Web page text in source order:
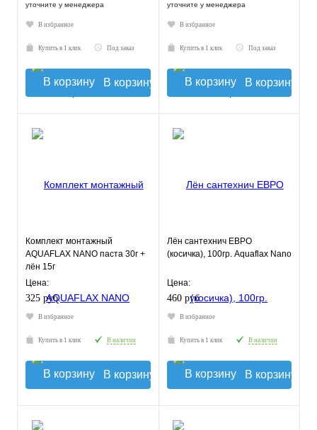
уточните у менеджера
В избранное
Купить в 1 клик Под заказ
В корзину
уточните у менеджера
В избранное
Купить в 1 клик Под заказ
В корзину
Комплект монтажный
AQUAFLAX NANO паста 30г +
лён 15г
Цена:
325 руб.
В избранное
Купить в 1 клик В наличии
В корзину
Лён сантехнич ЕВРО
(косичка), 100гр. Aquaflax Nano
Цена:
460 руб.
В избранное
Купить в 1 клик В наличии
В корзину